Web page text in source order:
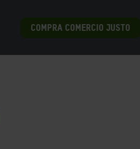
COMPRA COMERCIO JUSTO